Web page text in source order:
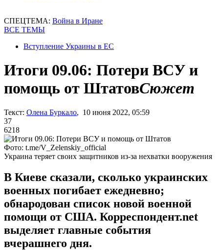
СПЕЦТЕМА: Война в Иране
ВСЕ ТЕМЫ
Вступление Украины в ЕС
Итоги 09.06: Потери ВСУ и
помощь от ШтатовСюжет
Текст: Олена Буркало, 10 июня 2022, 05:59
37
6218
Фото: t.me/V_Zelenskiy_official
Украина теряет своих защитников из-за нехватки вооружения
В Киеве сказали, сколько украинских
военных погибает ежедневно;
обнародован список новой военной
помощи от США. Корреспондент.net
выделяет главные события
вчерашнего дня.